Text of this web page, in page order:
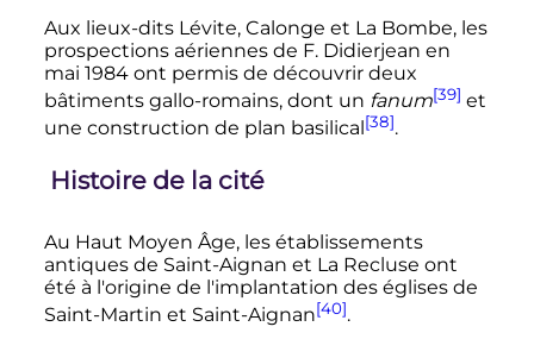
Aux lieux-dits Lévite, Calonge et La Bombe, les
prospections aériennes de F. Didierjean en
mai 1984 ont permis de découvrir deux
bâtiments gallo-romains, dont un fanum[39] et
une construction de plan basilical [38].
Histoire de la cité
Au Haut Moyen Âge, les établissements
antiques de Saint-Aignan et La Recluse ont
été à l'origine de l'implantation des églises de
Saint-Martin et Saint-Aignan[40].